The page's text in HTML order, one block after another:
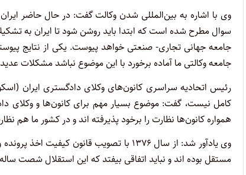
سوال مطرح شده است که ابتدا باید روشن شود تا ایران به
جامعه جهانی تجاری- صنعتی خواهد پیوست. یکی از نتایج
جامعه وکالتی ما آماده برخورد با این موضوع نباشد مشکلات
رئیس اتحادیه سراسری کانون‌های وکلای دادگستری ایران
کامل نیست، گفت: موضوع بسیار مهم برای کانون‌ها و وکلای
همواره کانون‌ها نظارت را برخود پذیرفته اند و در کشور ما هم
مستقل بوده اند و نباید اتفاقی بیفتد که این استقلال شصت